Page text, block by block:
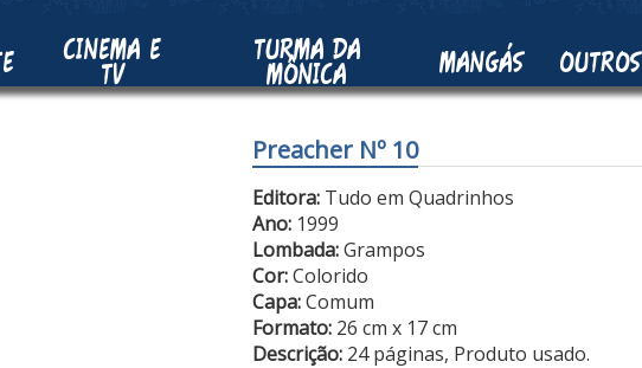
CINEMA E
TV
TURMA DA
MÔNICA MANGÁS OUTROS
Preacher Nº 10
Editora:Tudo em Quadrinhos
Ano:1999
Lombada:Grampos
Cor:Colorido
Capa:Comum
Formato:26 cm x 17 cm
Descrição: 24 páginas, Produto usado.